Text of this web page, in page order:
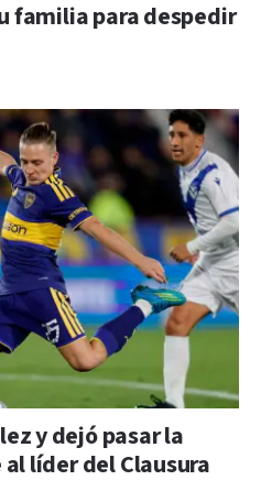
familia para despedir
y dejó pasar la
líder del Clausura